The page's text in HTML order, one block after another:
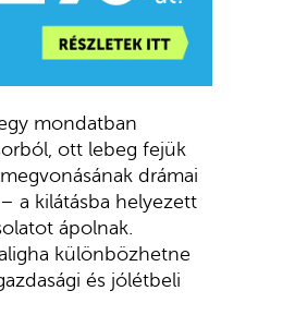
mondatban
ott lebeg fejük
drámai
a kilátásba helyezett
ápolnak.
különbözhetne
és jólétbeli